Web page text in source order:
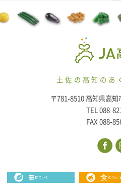
土佐の高知のあ
〒781-8510 高知県高知
TEL 088-
FAX 088-